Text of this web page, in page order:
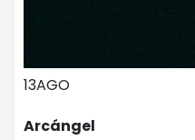
13AGO
Arcángel